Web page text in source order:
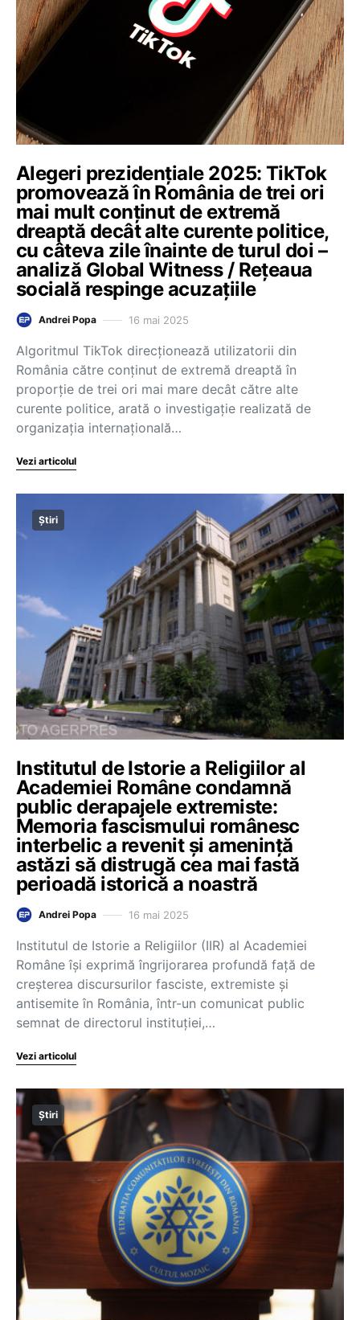
Alegeri prezidențiale 2025: TikTok
promovează în România de trei ori
mai mult conținut de extremă
dreaptă decât alte curente politice,
cu câteva zile înainte de turul doi –
analiză Global Witness / Rețeaua
socială respinge acuzațiile
Andrei Popa 16 mai 2025
Algoritmul TikTok direcționează utilizatorii din
România către conținut de extremă dreaptă în
proporție de trei ori mai mare decât către alte
curente politice, arată o investigație realizată de
organizația internațională…
Vezi articolul
Știri
Institutul de Istorie a Religiilor al
Academiei Române condamnă
public derapajele extremiste:
Memoria fascismului românesc
interbelic a revenit și amenință
astăzi să distrugă cea mai fastă
perioadă istorică a noastră
Andrei Popa 16 mai 2025
Institutul de Istorie a Religiilor (IIR) al Academiei
Române își exprimă îngrijorarea profundă față de
creșterea discursurilor fasciste, extremiste și
antisemite în România, într-un comunicat public
semnat de directorul instituției,…
Vezi articolul
Știri